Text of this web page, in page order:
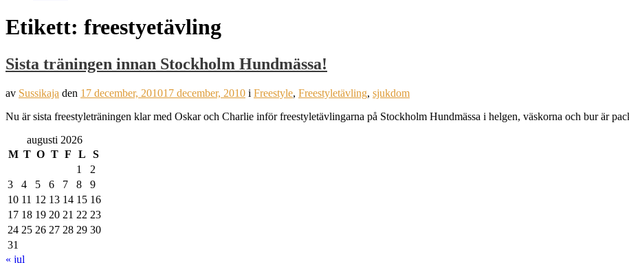
Etikett: freestyetävling
Sista träningen innan Stockholm Hundmässa!
av Sussikaja den 17 december, 201017 december, 2010 i Freestyle, Freestyletävling, sjukdom
Nu är sista freestyleträningen klar med Oskar och Charlie inför freestyletävlingarna på Stockholm Hundmässa i helgen, väskorna och bur är
augusti 2026
M T O T F L
S
1
2
3
4 5 6 7 8
9
10 11 12 13 14 15 16
17 18 19 20 21 22 23
24 25 26 27 28 29 30
31
« jul